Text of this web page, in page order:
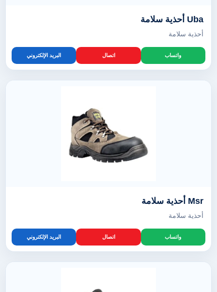
Uba أحذية سلامة
أحذية سلامة
واتساب اتصال البريد الإلكتروني
Msr أحذية سلامة
أحذية سلامة
واتساب اتصال البريد الإلكتروني